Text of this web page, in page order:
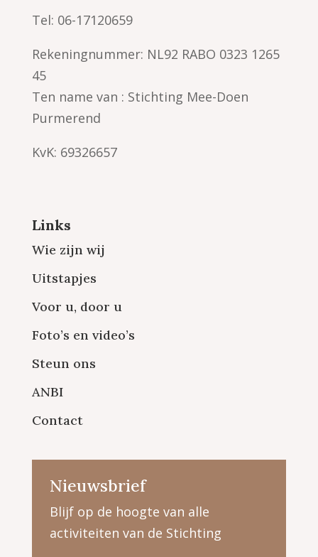
Tel: 06-17120659
Rekeningnummer: NL92 RABO 0323 1265
45
Ten name van : Stichting Mee-Doen
Purmerend
KvK: 69326657
Links
Wie zijn wij
Uitstapjes
Voor u, door u
Foto’s en video’s
Steun ons
ANBI
Contact
Nieuwsbrief
Blijf op de hoogte van alle
activiteiten van de Stichting